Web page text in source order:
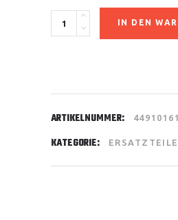
Kettenritzel
15Z
IN DEN
ARTIKELNUMMER:
KATEGORIE: